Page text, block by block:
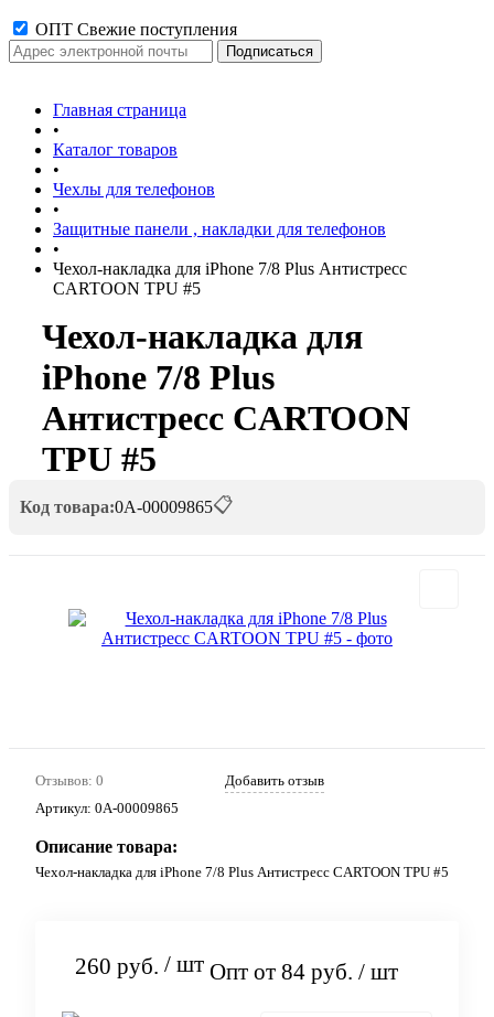
ОПТ Свежие поступления
Главная страница
•
Каталог товаров
•
Чехлы для телефонов
•
Защитные панели , накладки для телефонов
•
Чехол-накладка для iPhone 7/8 Plus Антистресс
CARTOON TPU #5
Чехол-накладка для
iPhone 7/8 Plus
Антистресс CARTOON
TPU #5
Код товара:0А-00009865📋
Отзывов: 0
Добавить отзыв
Артикул: 0А-00009865
Описание товара:
Чехол-накладка для iPhone 7/8 Plus Антистресс CARTOON TPU #5
260 руб. / шт Опт от 84 руб. / шт